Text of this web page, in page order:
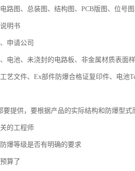
路图、总装图、结构图、PCB版图、位号
明书
申请公司
、电池、未浇封的电路板、非金属材质表面
艺文件、Ex部件防爆合格证复印件、电池
提供，要根据产品的实际结构和防爆型式
的工程师
爆等级是否有明确的要求
算了